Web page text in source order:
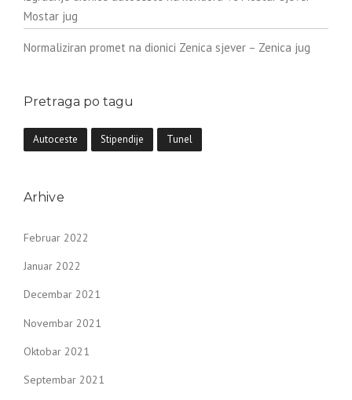
Mostar jug
Normaliziran promet na dionici Zenica sjever – Zenica jug
Pretraga po tagu
Autoceste Stipendije Tunel
Arhive
Februar 2022
Januar 2022
Decembar 2021
Novembar 2021
Oktobar 2021
Septembar 2021